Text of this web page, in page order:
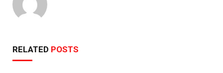
RELATED POSTS